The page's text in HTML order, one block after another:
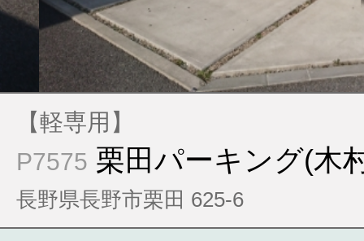
【軽専用】
P7575 栗田パーキング(木
長野県長野市栗田 625-6